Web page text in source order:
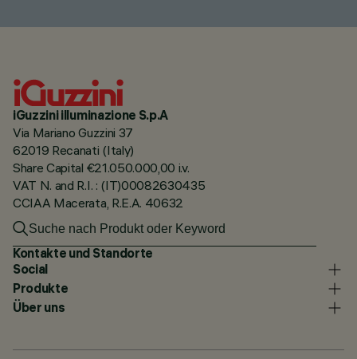
iGuzzini illuminazione S.p.A
Via Mariano Guzzini 37
62019 Recanati (Italy)
Share Capital €21.050.000,00 i.v.
VAT N. and R.I. : (IT)00082630435
CCIAA Macerata, R.E.A. 40632
Kontakte und Standorte
Social
Produkte
Über uns